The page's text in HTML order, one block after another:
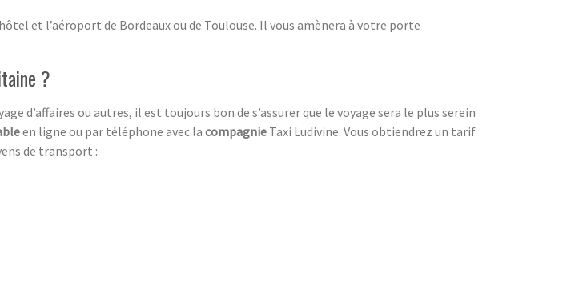
et l’aéroport de Bordeaux ou de Toulouse. Il vous amènera à votre porte
?
d’affaires ou autres, il est toujours bon de s’assurer que le voyage sera le plus serein
en ligne ou par téléphone avec la compagnie Taxi Ludivine. Vous obtiendrez un tarif
de transport :